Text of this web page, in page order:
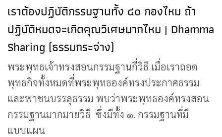
เราต้องปฏิบัติกรรมฐานทั้ง ๔๐ กองไหม ถ้า
ปฏิบัติหมดจะเกิดคุณวิเศษมากไหม | Dhamma
Sharing (ธรรมกระจ่าง)
พระพุทธเจ้าทรงสอนกรรมฐานกี่วิธี เมื่อเราถอด
พุทธกิจทั้งหมดที่พระพุทธองค์ทรงประกาศธรรม
และพาชนบรรลุธรรม พบว่าพระพุทธองค์ทรงสอน
กรรมฐานมากมายวิธี ซึ่งมีทั้ง ๑. กรรมฐานที่มี
แบบแผน